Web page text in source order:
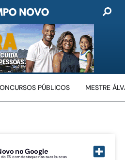
PÚBLICOS MESTRE
no Google
do ES com destaque nas suas buscas